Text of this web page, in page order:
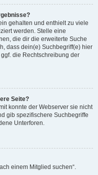
gehalten und enthielt zu viele
werden. Stelle eine
die dir die erweiterte Suche
dass dein(e) Suchbegriff(e) hier
die Rechtschreibung der
Seite?
konnte der Webserver sie nicht
gib spezifischere Suchbegriffe
Unterforen.
einem Mitglied suchen“.